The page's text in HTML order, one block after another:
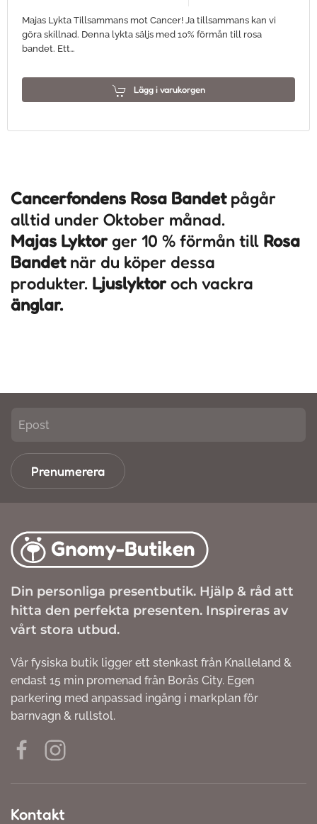
Majas Lykta Tillsammans mot Cancer! Ja tillsammans kan vi
göra skillnad. Denna lykta säljs med 10% förmån till rosa
bandet. Ett…
Lägg i varukorgen
Cancerfondens Rosa Bandetpågår
alltid under Oktober månad.
Majas Lyktorger 10 % förmån till Rosa
Bandetnär du köper dessa
produkter. Ljuslyktoroch vackra
änglar.
Prenumerera
Din personliga presentbutik. Hjälp & råd att
hitta den perfekta presenten. Inspireras av
vårt stora utbud.
Vår fysiska butik ligger ett stenkast från Knalleland &
endast 15 min promenad från Borås City. Egen
parkering med anpassad ingång i markplan för
barnvagn & rullstol.
Kontakt